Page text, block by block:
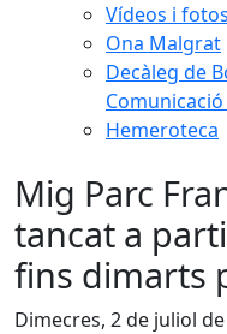
Vídeos i fotos
Ona Malgrat
Decàleg de
Hemeroteca
Mig Parc
tancat a
fins dimarts
Dimecres, 2 de juliol